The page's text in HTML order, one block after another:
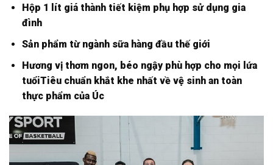
Hộp 1 lít giá thành tiết kiệm phụ hợp sử dụng gia
đình
Sản phẩm từ ngành sữa hàng đầu thế giới
Hương vị thơm ngon, béo ngậy phù hợp cho mọi lứa
tuổiTiêu chuẩn khắt khe nhất về vệ sinh an toàn
thực phẩm của Úc